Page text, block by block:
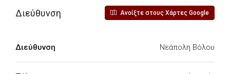
Διεύθυνση Ανοίξτε στους Χάρτες Google
Διεύθυνση Νεάπολη Βόλου